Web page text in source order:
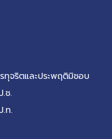
ทุจริตและประพฤติมิชอบ
ช.
.ท.